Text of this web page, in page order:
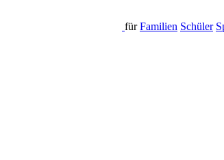
für Familien Schüler